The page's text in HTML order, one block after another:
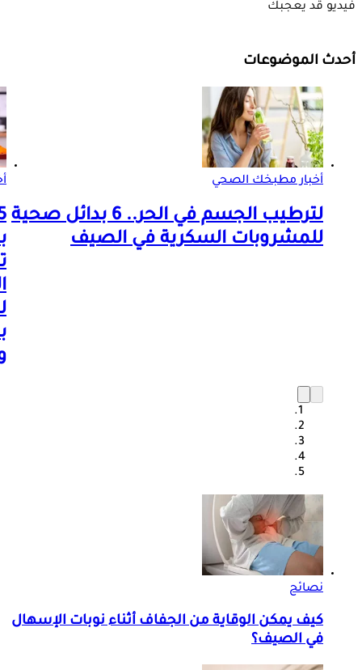
فيديو قد يعجبك
أحدث الموضوعات
أخبار مطبخك الصحي
لترطيب الجسم في الحر.. 6 بدائل صحية
للمشروبات السكرية في الصيف
نصائح
كيف يمكن الوقاية من الجفاف أثناء نوبات الإسهال
في الصيف؟